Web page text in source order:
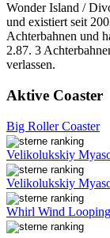
Wonder Island /
und existiert seit
Achterbahnen und
2.87. 3
verlassen.
Aktive Coaster
Big Roller Coaster
Velikolukskiy
Velikolukskiy
Whirl Wind